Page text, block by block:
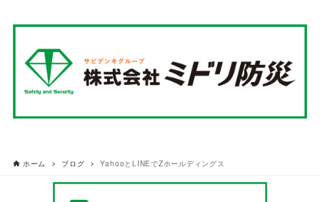
ホーム ブログ YahooとLINEでZホールディングス